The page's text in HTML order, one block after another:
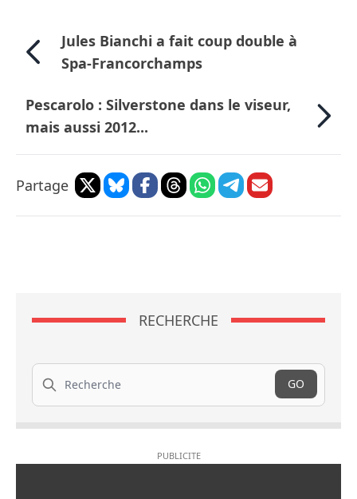
Jules Bianchi a fait coup double à
Spa-Francorchamps
Pescarolo : Silverstone dans le viseur,
mais aussi 2012...
Partage
RECHERCHE
Recherche
GO